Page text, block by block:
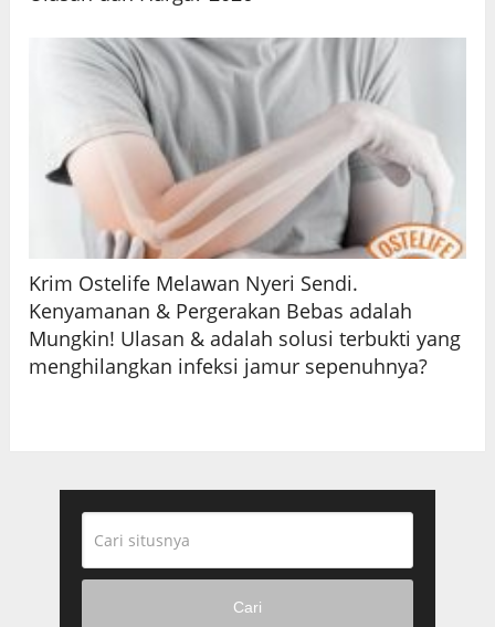
Krim Ostelife Melawan Nyeri Sendi.
Kenyamanan & Pergerakan Bebas adalah
Mungkin! Ulasan & adalah solusi terbukti yang
menghilangkan infeksi jamur sepenuhnya?
Cari